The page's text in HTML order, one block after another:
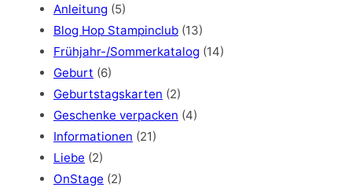
Anleitung (5)
Blog Hop Stampinclub (13)
Frühjahr-/Sommerkatalog (14)
Geburt (6)
Geburtstagskarten (2)
Geschenke verpacken (4)
Informationen (21)
Liebe (2)
OnStage (2)